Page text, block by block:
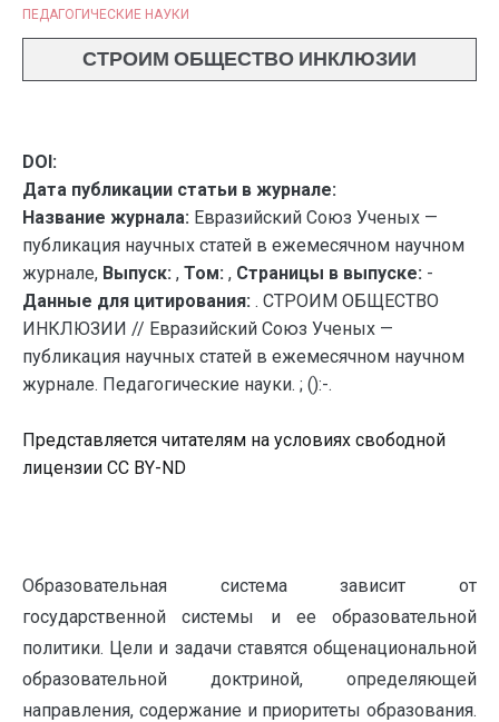
ПЕДАГОГИЧЕСКИЕ НАУКИ
СТРОИМ ОБЩЕСТВО ИНКЛЮЗИИ
DOI:
Дата публикации статьи в журнале:
Название журнала: Евразийский Союз Ученых —
публикация научных статей в ежемесячном научном
журнале, Выпуск: , Том: , Страницы в выпуске: -
Данные для цитирования: . СТРОИМ ОБЩЕСТВО
ИНКЛЮЗИИ // Евразийский Союз Ученых —
публикация научных статей в ежемесячном научном
журнале. Педагогические науки. ; ():-.
Представляется читателям на условиях свободной
лицензии CC BY-ND
Образовательная система зависит от
государственной системы и ее образовательной
политики. Цели и задачи ставятся общенациональной
образовательной доктриной, определяющей
направления, содержание и приоритеты образования.